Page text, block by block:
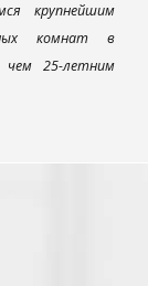
крупнейшим
комнат в
чем 25-летним